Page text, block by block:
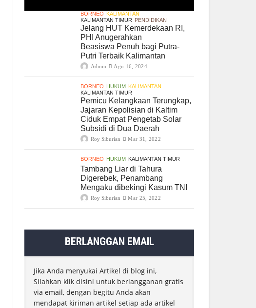
BORNEO KALIMANTAN
KALIMANTAN TIMUR PENDIDIKAN
Jelang HUT Kemerdekaan RI,
PHI Anugerahkan
Beasiswa Penuh bagi Putra-
Putri Terbaik Kalimantan
Admin Agu 16, 2024
BORNEO HUKUM KALIMANTAN
KALIMANTAN TIMUR
Pemicu Kelangkaan Terungkap,
Jajaran Kepolisian di Kaltim
Ciduk Empat Pengetab Solar
Subsidi di Dua Daerah
Roy Siburian Mar 31, 2022
BORNEO HUKUM KALIMANTAN TIMUR
Tambang Liar di Tahura
Digerebek, Penambang
Mengaku dibekingi Kasum TNI
Roy Siburian Mar 25, 2022
BERLANGGAN EMAIL
Jika Anda menyukai Artikel di blog ini,
Silahkan klik disini untuk berlangganan gratis
via email, dengan begitu Anda akan
mendapat kiriman artikel setiap ada artikel